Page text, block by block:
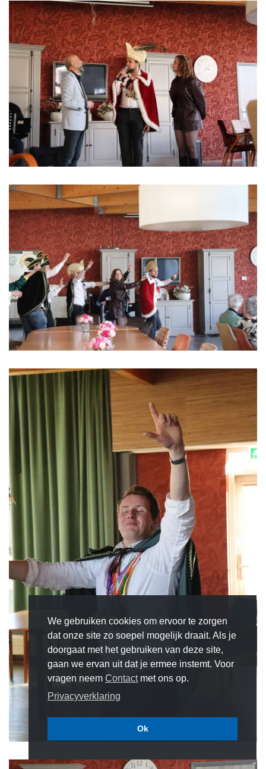
We gebruiken cookies om ervoor te zorgen
dat onze site zo soepel mogelijk draait. Als je
doorgaat met het gebruiken van deze site,
gaan we ervan uit dat je ermee instemt. Voor
vragen neem Contactmet ons op.
Privacyverklaring
Ok